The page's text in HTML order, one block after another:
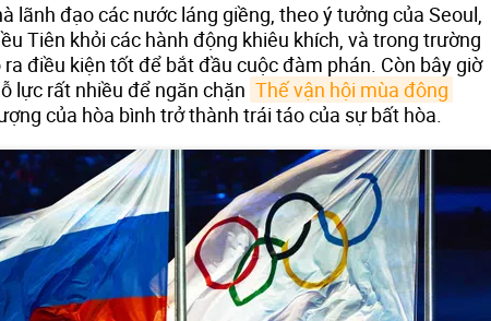
lãnh đạo các nước láng giềng, theo ý tưởng của Seoul,
Tiên khỏi các hành động khiêu khích, và trong trường
điều kiện tốt để bắt đầu cuộc đàm phán. Còn bây giờ
lực rất nhiều để ngăn chặn Thế vận hội mùa đông
của hòa bình trở thành trái táo của sự bất hòa.